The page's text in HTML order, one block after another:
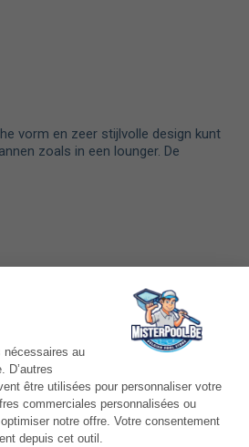
vorm en zeer stijlvolle design kunt
zoals in een lounger. De